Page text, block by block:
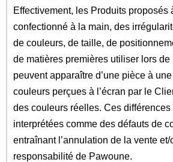
Effectivement, les Produits proposés
confectionné à la main, des
de couleurs, de taille, de
de matières premières utiliser lors de
peuvent apparaître d’une pièce à
couleurs perçues à l’écran par le
des couleurs réelles. Ces
interprétées comme des défauts de
entraînant l’annulation de la vente
responsabilité de Pawoune.